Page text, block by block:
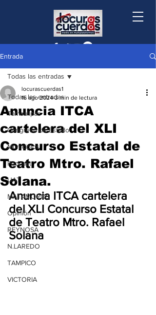
Entrada
Todas las entradas
Tamaulipas
Congreso de Estado
Municipios
Podcast
UAT
MATAMOROS
Opinión
REYNOSA
N.LAREDO
TAMPICO
VICTORIA
Todas las entradas
Anuncia ITCA
cartelera del XLI
Concurso Estatal de
Teatro Mtro. Rafael
Solana.
locurascuerdas1
16 ago 2024 3 min de lectura
Anuncia ITCA cartelera
del XLI Concurso Estatal
de Teatro Mtro. Rafael
Solana